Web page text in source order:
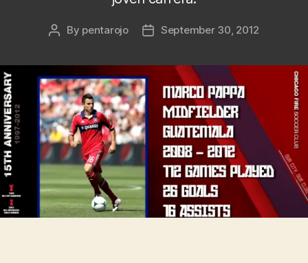
Post
By pentarojo
PostSeptember 30, 2012